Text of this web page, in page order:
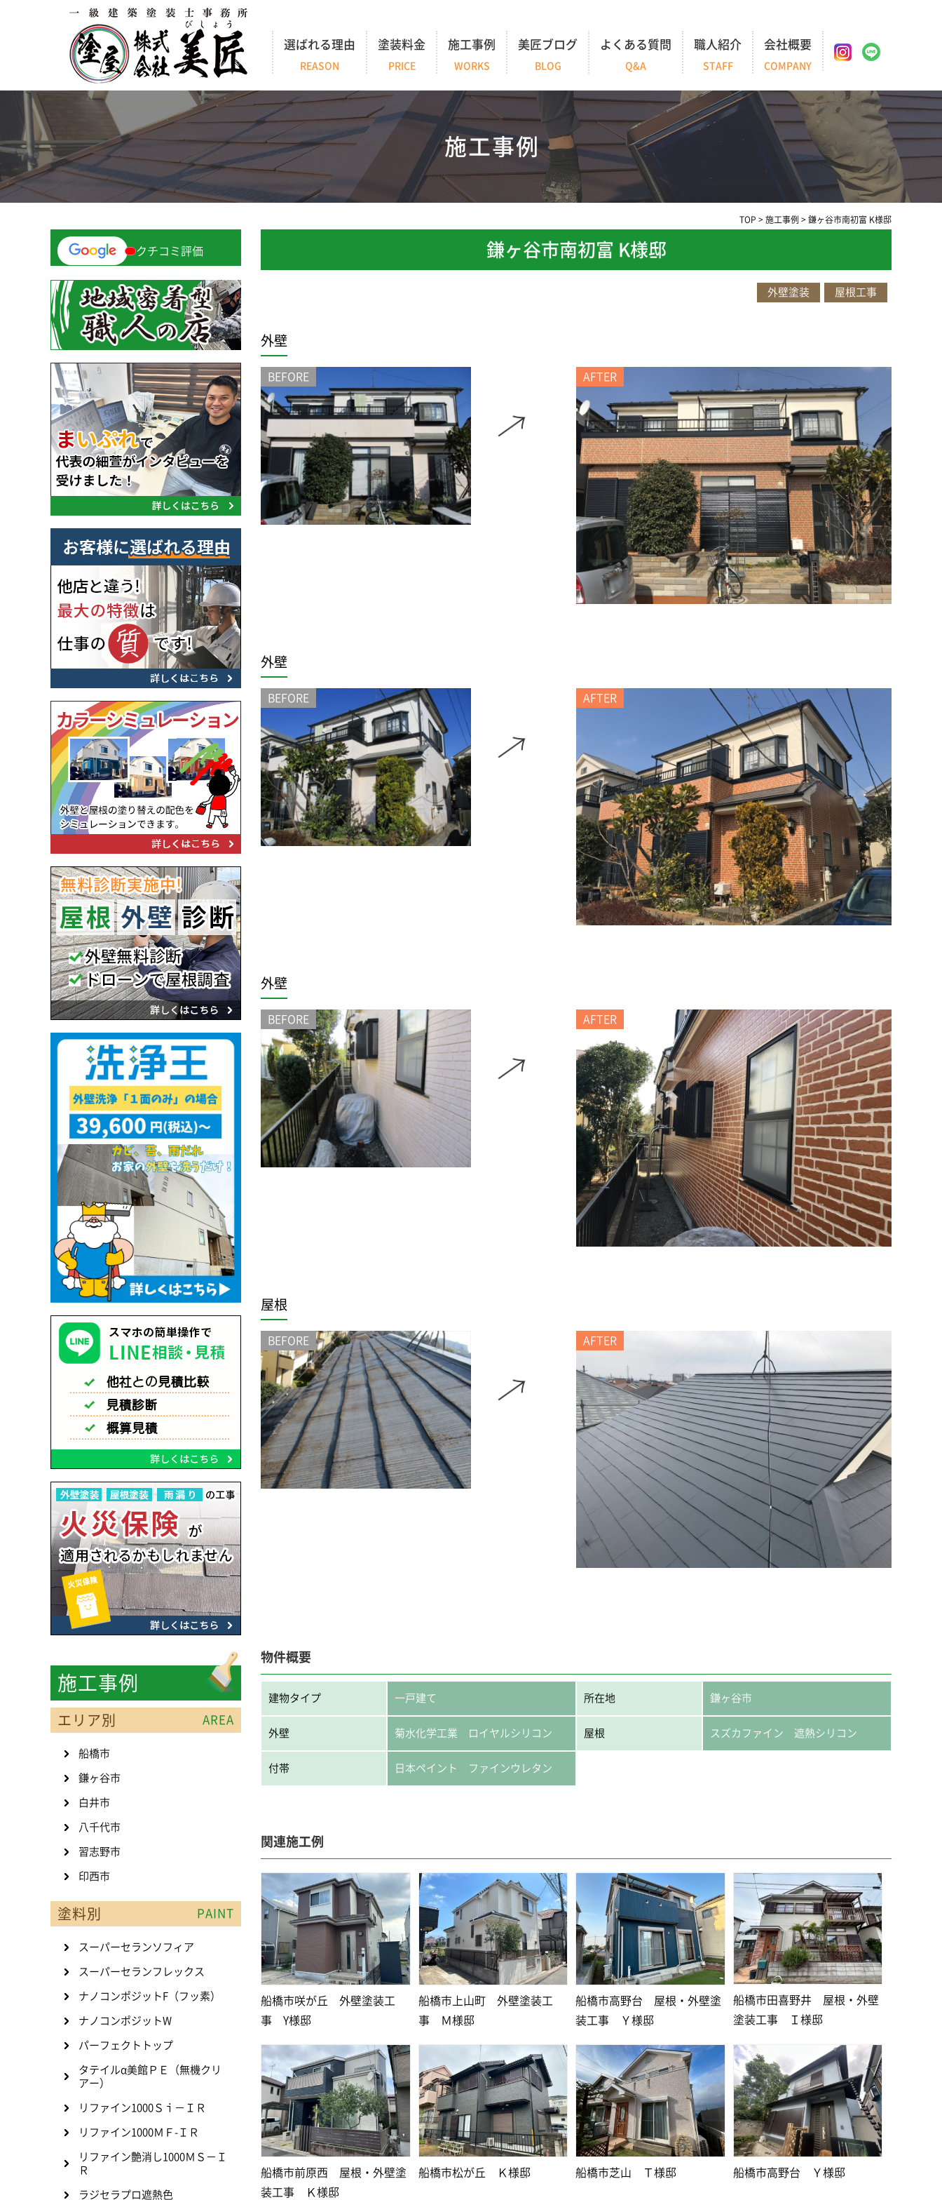
選ばれる理由
REASON
塗装料金
PRICE
施工事例
WORKS
美匠ブログ
BLOG
よくある質問
Q&A
職人紹介
STAFF
会社概要
COMPANY
施工事例
TOP > 施工事例 > 鎌ヶ谷市南初富 K様邸
鎌ヶ谷市南初富 K様邸
外壁塗装 屋根工事
外壁
BEFORE AFTER
外壁
BEFORE AFTER
外壁
BEFORE AFTER
屋根
BEFORE AFTER
物件概要
建物タイプ 一戸建て 所在地 鎌ヶ谷市
外壁 菊水化学工業 ロイヤルシリコン 屋根 スズカファイン 遮熱シリコン
付帯 日本ペイント ファインウレタン
関連施工例
船橋市咲が丘 外壁塗装工
事 Y様邸
船橋市上山町 外壁塗装工
事 Ｍ様邸
船橋市高野台 屋根・外壁塗
装工事 Ｙ様邸
船橋市田喜野井 屋根・外壁
塗装工事 Ｉ様邸
船橋市前原西 屋根・外壁塗
装工事 Ｋ様邸
船橋市松が丘 Ｋ様邸 船橋市芝山 Ｔ様邸 船橋市高野台 Ｙ様邸
クチコミ評価
施工事例
エリア別 AREA
船橋市
鎌ヶ谷市
白井市
八千代市
習志野市
印西市
塗料別 PAINT
スーパーセランソフィア
スーパーセランフレックス
ナノコンポジットF（フッ素）
ナノコンポジットW
パーフェクトトップ
タテイルα美館ＰＥ（無機クリ
アー）
リファイン1000Ｓｉ－ＩＲ
リファイン1000ＭＦ-ＩＲ
リファイン艶消し1000ＭＳ－Ｉ
Ｒ
ラジセラプロ遮熱色